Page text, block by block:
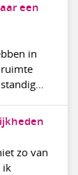
een
in
zo van
ik